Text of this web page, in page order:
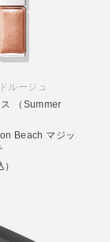
ルージュ
（Summer
Beach マジッ